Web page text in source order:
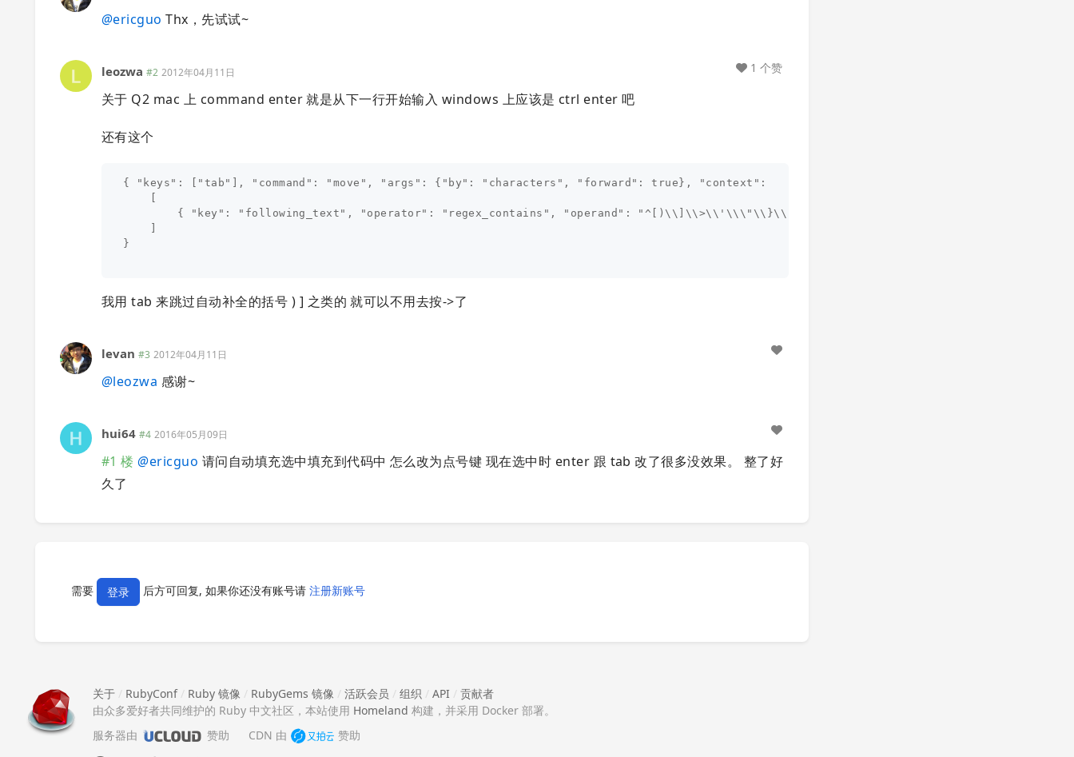
@ericguo Thx，先试试~
leozwa #2 2012年04月11日
关于 Q2 mac 上 command enter 就是从下一行开始输入 windows 上应该是 ctrl enter 吧
还有这个
{ "keys": ["tab"], "command": "move", "args": {"by": "characters", "forward": true}, "context":
        { "key": "following_text", "operator": "regex_contains", "operand": "^[)\\]\\>\\'\\\"\\}\\ %>]", "match_all": true }
}
我用 tab 来跳过自动补全的括号 ) ] 之类的 就可以不用去按->了
1 个赞
levan #3 2012年04月11日
@leozwa 感谢~
hui64 #4 2016年05月09日
#1 楼 @ericguo 请问自动填充选中填充到代码中 怎么改为点号键 现在选中时 enter 跟 tab 改了很多没效果。 整了好
久了
需要 登录 后方可回复, 如果你还没有账号请 注册新账号
关于 / RubyConf/ Ruby 镜像 / RubyGems 镜像 / 活跃会员 / 组织 / API / 贡献者
由众多爱好者共同维护的 Ruby 中文社区，本站使用 Homeland 构建，并采用 Docker 部署。
服务器由
赞助 CDN 由 赞助